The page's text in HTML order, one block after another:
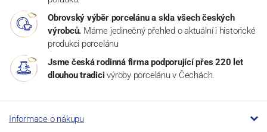
Obrovský výběr porcelánu a skla všech českých
výrobců. Máme jedinečný přehled o aktuální i historické
produkci porcelánu
Jsme česká rodinná firma podporující přes 220 let
dlouhou tradici výroby porcelánu v Čechách.
Informace o nákupu